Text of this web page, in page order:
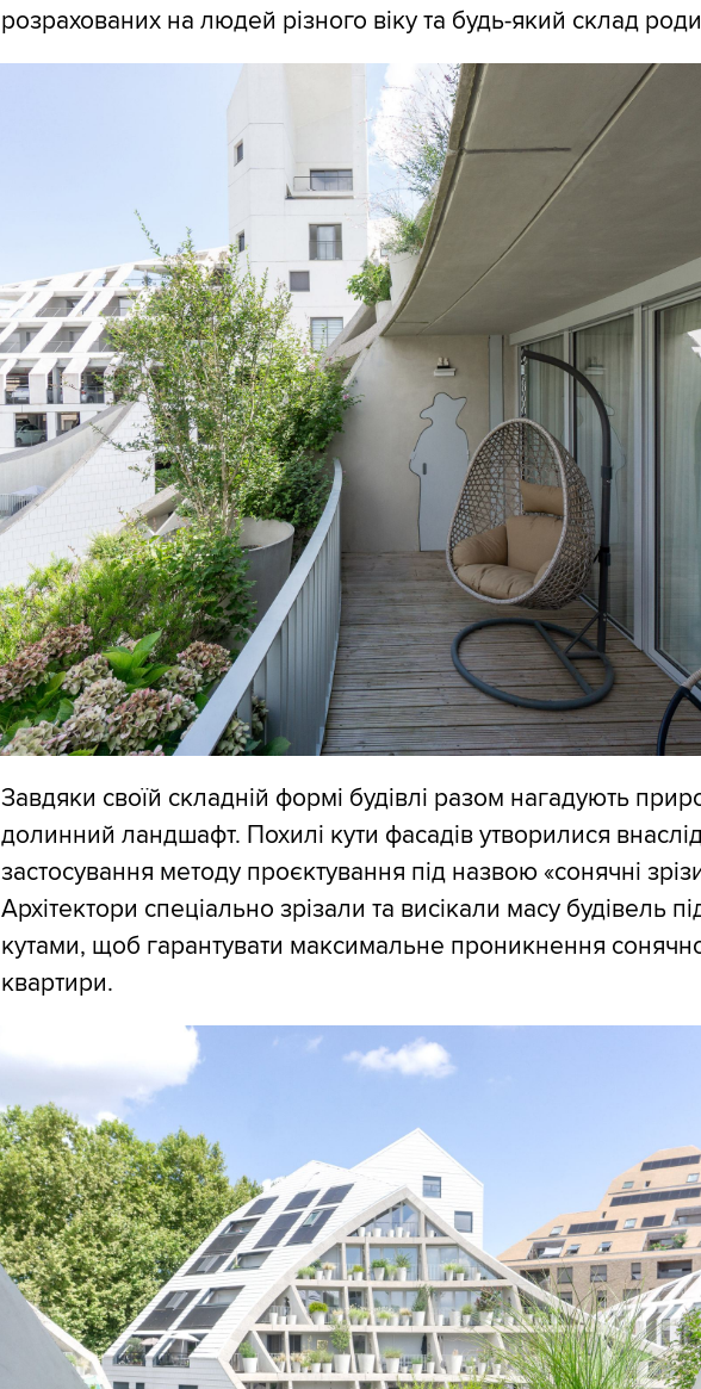
розрахованих на людей різного віку та будь-який склад
Завдяки своїй складній формі будівлі разом нагадують
долинний ландшафт. Похилі кути фасадів утворилися
застосування методу проєктування під назвою «сонячні
Архітектори спеціально зрізали та висікали масу будівель
кутами, щоб гарантувати максимальне проникнення
квартири.